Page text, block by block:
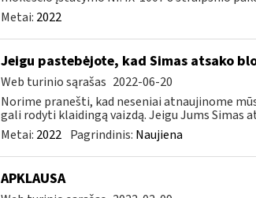
Metai: 2022
Jeigu pastebėjote, kad Simas atsako
Web turinio sąrašas 2022-06-20
Norime pranešti, kad neseniai atnaujinome
gali rodyti klaidingą vaizdą. Jeigu Jums Simas
Metai: 2022 Pagrindinis: Naujiena
APKLAUSA